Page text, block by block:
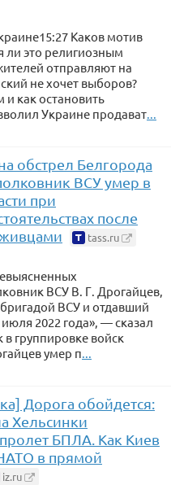
Каков мотив
ли это религиозным
отправляют на
не хочет выборов?
и как остановить
Украине продават...
обстрел Белгорода
ВСУ умер в
при
после
tass.ru
ВСУ В. Г. Дрогайцев,
ВСУ и отдавший
2022 года», — сказал
в группировке войск
умер п...
Дорога обойдется:
Хельсинки
БПЛА. Как Киев
в прямой
iz.ru